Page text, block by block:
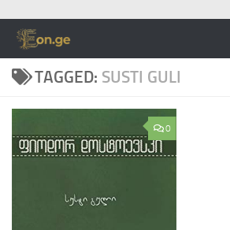
Skip to content
TAGGED: SUSTI GULI
0